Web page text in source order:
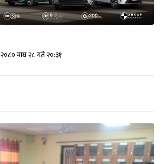
२०८० माघ २८ गते २०:३१